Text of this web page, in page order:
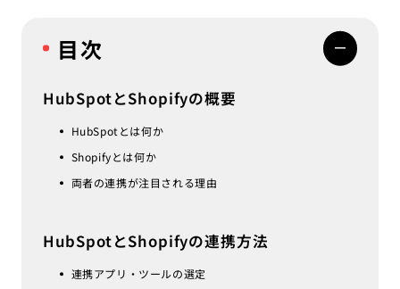
目次
HubSpotとShopifyの概要
HubSpotとは何か
Shopifyとは何か
両者の連携が注目される理由
HubSpotとShopifyの連携方法
連携アプリ・ツールの選定